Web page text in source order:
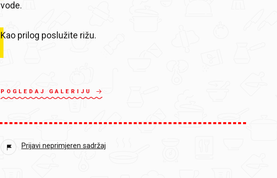
vode.
Kao prilog poslužite rižu.
POGLEDAJ GALERIJU
Prijavi neprimjeren sadržaj